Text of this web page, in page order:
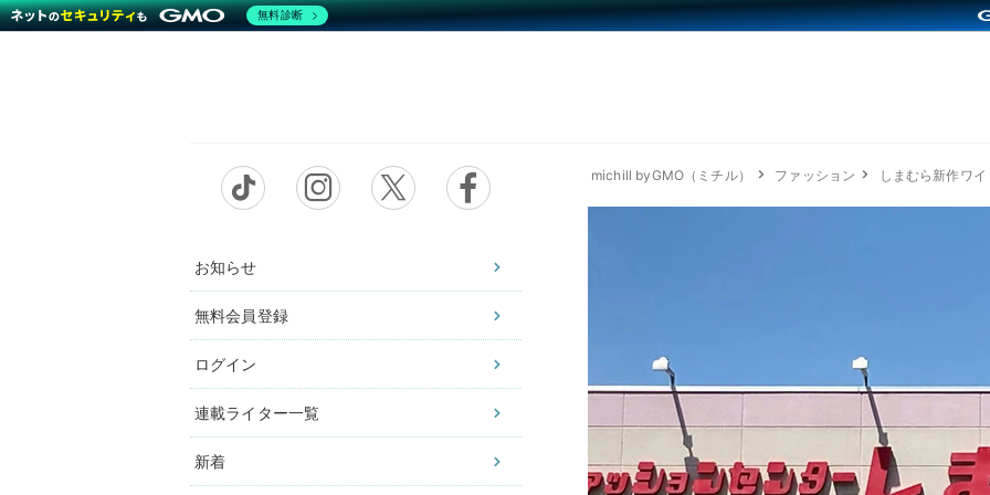
お知らせ
無料会員登録
ログイン
連載ライター一覧
新着
michill byGMO（ミチル） ファッション しまむら新作ワ
無料診断